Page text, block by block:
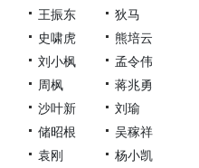
王振东
狄马
史啸虎
熊培云
刘小枫
孟令伟
周枫
蒋兆勇
沙叶新
刘瑜
储昭根
吴稼祥
袁刚
杨小凯